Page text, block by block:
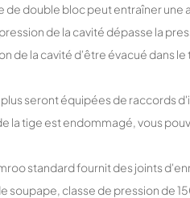
double bloc peut entraîner une
de la cavité dépasse la
de la cavité d'être évacué dans le
seront équipées de raccords
la tige est endommagé, vous
standard fournit des joints
classe de pression de